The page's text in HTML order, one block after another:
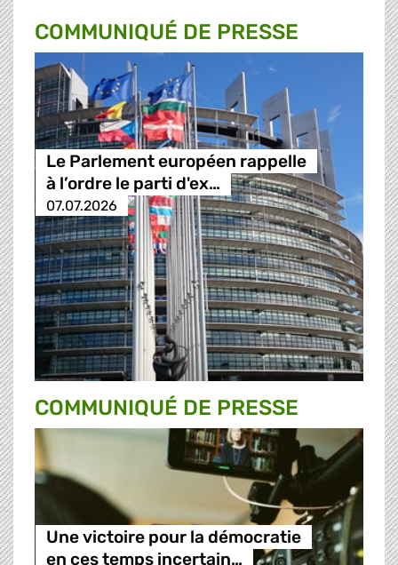
COMMUNIQUÉ DE PRESSE
Le Parlement européen rappelle
à l’ordre le parti d'ex…
07.07.2026
COMMUNIQUÉ DE PRESSE
Une victoire pour la démocratie
en ces temps incertain…